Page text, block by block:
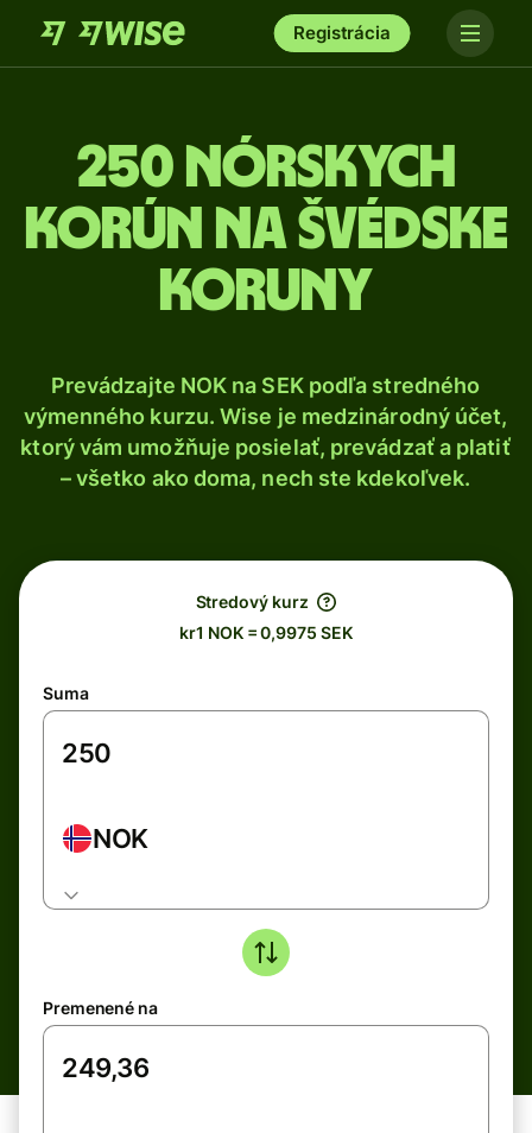
Registrácia
250 Nórskych
korún na švédske
koruny
Prevádzajte NOK na SEK podľa stredného
výmenného kurzu. Wise je medzinárodný účet,
ktorý vám umožňuje posielať, prevádzať a platiť
– všetko ako doma, nech ste kdekoľvek.
Stredový kurz
kr1 NOK = 0,9975 SEK
Suma
NOK
Premenené na